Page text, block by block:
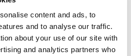
content and ads, to
and to analyse our traffic.
about your use of our site with
and analytics partners who
o greutate sub 0,8 kg,
de manevrat, reducând
în timpul utilizării prelungite.
oferă un control sporit și